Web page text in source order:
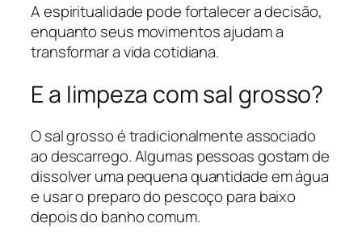
A espiritualidade pode fortalecer a decisão,
enquanto seus movimentos ajudam a
transformar a vida cotidiana.
E a limpeza com sal grosso?
O sal grosso é tradicionalmente associado
ao descarrego. Algumas pessoas gostam de
dissolver uma pequena quantidade em água
e usar o preparo do pescoço para baixo
depois do banho comum.